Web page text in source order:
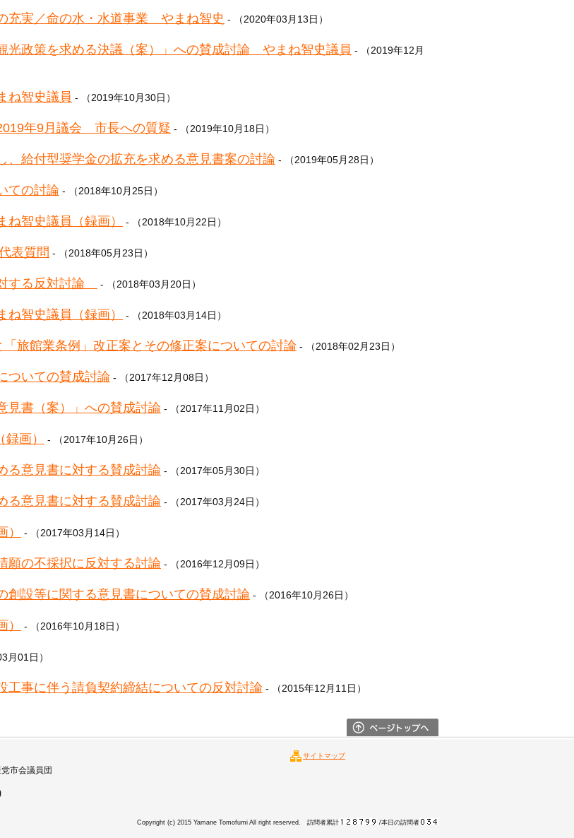
充実／命の水・水道事業 やまね智史 - （2020年03月13日）
光政策を求める決議（案）」への賛成討論 やまね智史議員 - （2019年12月
ね智史議員 - （2019年10月30日）
年9月議会 市長への質疑 - （2019年10月18日）
、給付型奨学金の拡充を求める意見書案の討論 - （2019年05月28日）
ての討論 - （2018年10月25日）
智史議員（録画） - （2018年10月22日）
表質問 - （2018年05月23日）
する反対討論 - （2018年03月20日）
智史議員（録画） - （2018年03月14日）
「旅館業条例」改正案とその修正案についての討論 - （2018年02月23日）
ついての賛成討論 - （2017年12月08日）
見書（案）」への賛成討論 - （2017年11月02日）
画） - （2017年10月26日）
る意見書に対する賛成討論 - （2017年05月30日）
る意見書に対する賛成討論 - （2017年03月24日）
- （2017年03月14日）
願の不採択に反対する討論 - （2016年12月09日）
創設等に関する意見書についての賛成討論 - （2016年10月26日）
- （2016年10月18日）
月01日）
工事に伴う請負契約締結についての反対討論 - （2015年12月11日）
市会議員団
サイトマップ
Copyright (c) 2015 Yamane Tomofumi All right reserved. 訪問者累計 /本日の訪問者